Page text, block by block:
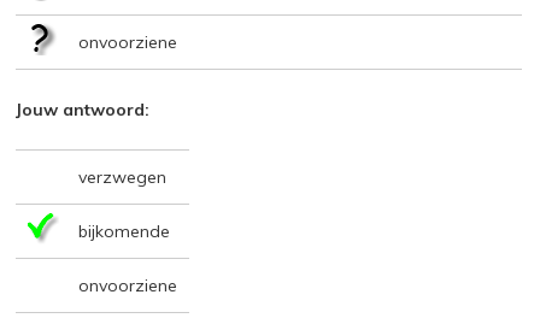
onvoorziene
Jouw antwoord:
verzwegen
bijkomende
onvoorziene